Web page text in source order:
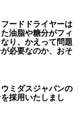
ードドライヤーは
油脂や糖分がフィ
り、かえって問題
必要なのか、おそ
ミダスジャパンの
採用いたしまし